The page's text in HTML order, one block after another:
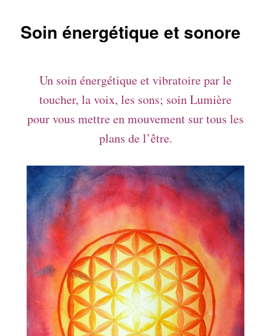
Soin énergétique et sonore
Un soin énergétique et vibratoire par le
toucher, la voix, les sons; soin Lumière
pour vous mettre en mouvement sur tous les
plans de l’être.